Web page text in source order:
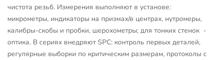
чистота резьб. Измерения выполняют в установе:
микрометры, индикаторы на призмах/в центрах, нутромеры,
калибры-скобы и пробки, шерохометры; для тонких стенок -
оптика. В сериях внедряют SPC: контроль первых деталей,
регулярные выборки по критическим размерам, протоколы с